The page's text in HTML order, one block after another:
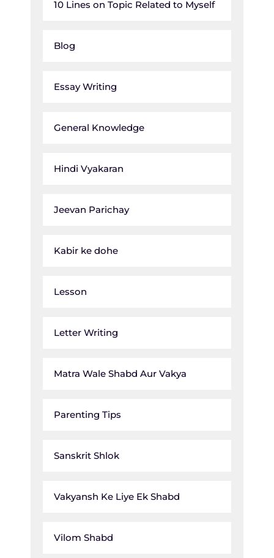
10 Lines on Topic Related to Myself
Blog
Essay Writing
General Knowledge
Hindi Vyakaran
Jeevan Parichay
Kabir ke dohe
Lesson
Letter Writing
Matra Wale Shabd Aur Vakya
Parenting Tips
Sanskrit Shlok
Vakyansh Ke Liye Ek Shabd
Vilom Shabd